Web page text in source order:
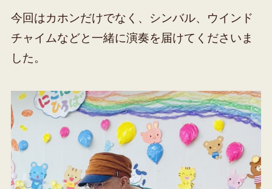
今回はカホンだけでなく、シンバル、ウインド
チャイムなどと一緒に演奏を届けてくださいま
した。